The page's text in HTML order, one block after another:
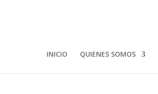
INICIO QUIENES SOMOS